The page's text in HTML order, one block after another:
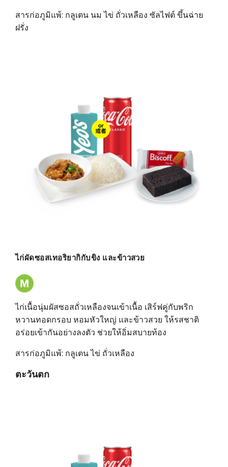
สารก่อภูมิแพ้: กลูเตน นม ไข่ ถั่วเหลือง ซัลไฟต์ ขึ้นฉ่าย
ฝรั่ง
ไก่ผัดซอสเทอริยากิกับขิง และข้าวสวย
ไก่เนื้อนุ่มผัสซอสถั่วเหลืองจนเข้าเนื้อ เสิร์ฟคู่กับพริก
หวานทอดกรอบ หอมหัวใหญ่ และข้าวสวย ให้รสชาติ
อร่อยเข้ากันอย่างลงตัว ช่วยให้อิ่มสบายท้อง
สารก่อภูมิแพ้: กลูเตน ไข่ ถั่วเหลือง
ตะวันตก